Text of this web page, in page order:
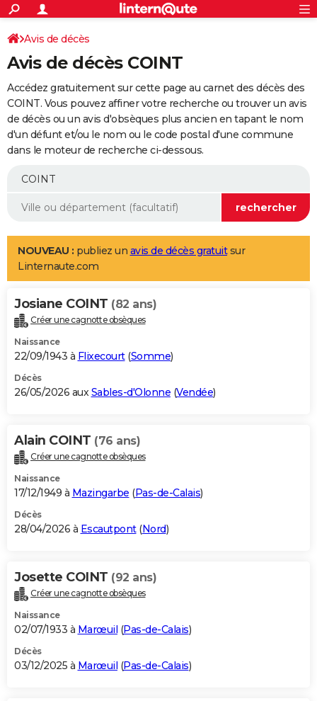
ACTUALITÉS
Politique
Société
Faits Divers
Education
Monde
Villes
+
SPORT
Coupe du monde 2026
Football
Tennis
Cyclisme
Rugby
Forum
Programme TV
TNT
Streaming
Cinéma
Sorties cinéma
Musique
+
FINANCE
Retraite
Impôts
Epargne
Immobilier
Risques naturels par ville
Banque
Assurance
Crédit
AUTO
Essais
Réserver un essai
Citadines
Berlines
SUV
Forum auto
+
Mobiles
Meilleur smartphone
Internet
Ordinateurs
Jeux vidéo
Guide high-tech
Aménagement intérieur
LIFESTYLE
Art de vivre
Bien-être
Loisirs
Mode
Modes de vie
Alimentation
Guide de la santé
Maladies
Médicaments
Sommeil
VOYAGE
Destinations
City break
Voyage nature
Voyage de noces
Forum
Climat
+PHOTO
GUIDES D'ACHAT
BONS PLANS
Carte de Noël
Carte Bonne année
Carte Saint-Valentin
Carte Pâques
Carte d'anniversaire
DICTIONNAIRE
Dictionnaire
Biographies
Citations
Expressions
Proverbes
PROGRAMME TV
S'inscrire
Se connecter
Lycées
Collèges
Primaires
Universités
Entreprises
Service militaire
Avis de recherche
AVIS DE DÉCÈS
Bricolage
Lifestyle
Culture
Sport
Auto
Television
Voyage
Cinema
Avis de décès
Avis de décès COINT
Accédez gratuitement sur cette page au carnet des décès des
COINT. Vous pouvez affiner votre recherche ou trouver un avis
de décès ou un avis d'obsèques plus ancien en tapant le nom
d'un défunt et/ou le nom ou le code postal d'une commune
dans le moteur de recherche ci-dessous.
NOUVEAU : publiez un avis de décès gratuitsur
Linternaute.com
Josiane COINT (82 ans)
Créer une cagnotte obsèques
Naissance
22/09/1943 à Flixecourt(Somme)
Décès
26/05/2026 auxSables-d'Olonne (Vendée)
Alain COINT (76 ans)
Créer une cagnotte obsèques
Naissance
17/12/1949 à Mazingarbe (Pas-de-Calais)
Décès
28/04/2026 à Escautpont(Nord)
Josette COINT (92 ans)
Créer une cagnotte obsèques
Naissance
02/07/1933 à Marœuil (Pas-de-Calais)
Décès
03/12/2025 à Marœuil (Pas-de-Calais)